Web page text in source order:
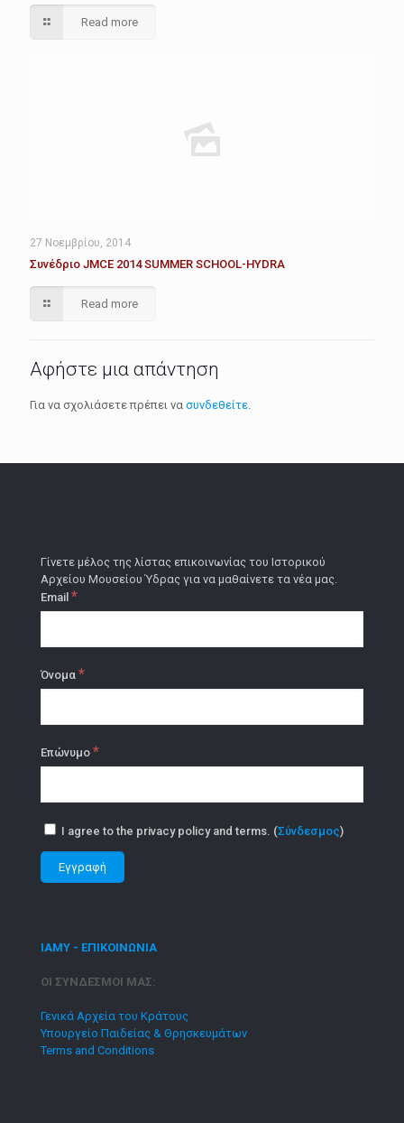
Read more
27 Νοεμβρίου, 2014
Συνέδριο JMCE 2014 SUMMER SCHOOL-HYDRA
Read more
Αφήστε μια απάντηση
Για να σχολιάσετε πρέπει να συνδεθείτε
Γίνετε μέλος της λίστας επικοινωνίας του Ιστορικού
Αρχείου Μουσείου Ύδρας για να μαθαίνετε τα νέα μας.
Email *
Όνομα *
Επώνυμο *
I agree to the privacy policy and terms. (Σύνδεσμος)
ΙΑΜΥ - ΕΠΙΚΟΙΝΩΝΙΑ
ΟΙ ΣΥΝΔΕΣΜΟΙ ΜΑΣ:
Γενικά Αρχεία του Κράτους
Υπουργείο Παιδείας & Θρησκευμάτων
Terms and Conditions